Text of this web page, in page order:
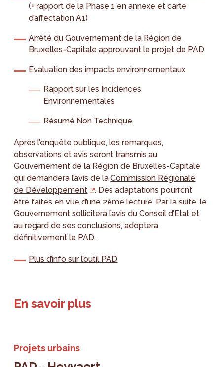
(+ rapport de la Phase 1 en annexe et carte
d’affectation A1)
Arrêté du Gouvernement de la Région de
Bruxelles-Capitale approuvant le projet de PAD
Evaluation des impacts environnementaux
Rapport sur les Incidences
Environnementales
Résumé Non Technique
Après l’enquête publique, les remarques,
observations et avis seront transmis au
Gouvernement de la Région de Bruxelles-Capitale
qui demandera l’avis de laCommission Régionale
de Développement
. Des adaptations pourront
être faites en vue d’une 2ème lecture. Par la suite, le
Gouvernement sollicitera l’avis du Conseil d’Etat et,
au regard de ses conclusions, adoptera
définitivement le PAD.
Plus d’info sur l’outil PAD
En savoir plus
Projets urbains